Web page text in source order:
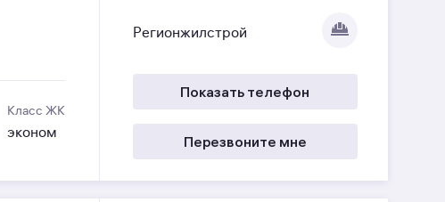
Класс ЖК
эконом
Регионжилстрой
Показать телефон
Перезвоните мне